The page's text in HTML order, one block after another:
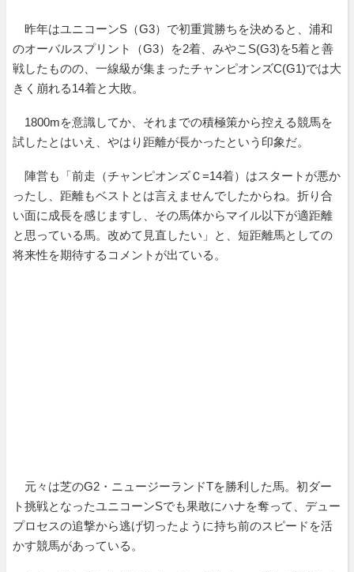
昨年はユニコーンS（G3）で初重賞勝ちを決めると、浦和
のオーバルスプリント（G3）を2着、みやこS(G3)を5着と善
戦したものの、一線級が集まったチャンピオンズC(G1)では大
きく崩れる14着と大敗。
1800mを意識してか、それまでの積極策から控える競馬を
試したとはいえ、やはり距離が長かったという印象だ。
陣営も「前走（チャンピオンズＣ=14着）はスタートが悪か
ったし、距離もベストとは言えませんでしたからね。折り合
い面に成長を感じますし、その馬体からマイル以下が適距離
と思っている馬。改めて見直したい」と、短距離馬としての
将来性を期待するコメントが出ている。
元々は芝のG2・ニュージーランドTを勝利した馬。初ダー
ト挑戦となったユニコーンSでも果敢にハナを奪って、デュー
プロセスの追撃から逃げ切ったように持ち前のスピードを活
かす競馬があっている。